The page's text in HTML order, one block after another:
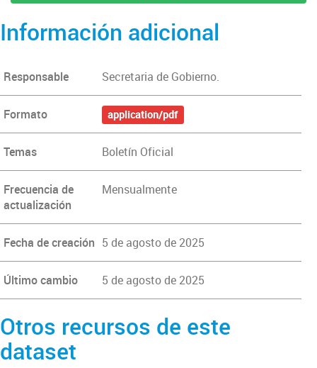
Información adicional
Responsable Secretaria de Gobierno.
Formato application/pdf
Temas Boletín Oficial
Frecuencia de
actualización
Mensualmente
Fecha de creación 5 de agosto de 2025
Último cambio 5 de agosto de 2025
Otros recursos de este
dataset